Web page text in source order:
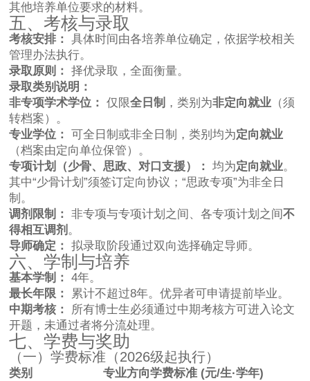
其他培养单位要求的材料。
五、考核与录取
考核安排：
具体时间由各培养单位确定，依据学校相关
管理办法执行。
录取原则：
择优录取，全面衡量。
录取类别说明：
非专项学术学位：
仅限全日制 ，类别为非定向就业 （须
转档案）。
专业学位：
可全日制或非全日制，类别均为定向就业
（档案由定向单位保管）。
专项计划（少骨、思政、对口支援）：
均为定向就业。
其中“少骨计划”须签订定向协议；“思政专项”为非全日
制。
调剂限制：
非专项与专项计划之间、各专项计划之间不
得相互调剂 。
导师确定：
拟录取阶段通过双向选择确定导师。
六、学制与培养
基本学制：
4年。
最长年限：
累计不超过8年。优异者可申请提前毕业。
中期考核：
所有博士生必须通过中期考核方可进入论文
开题，未通过者将分流处理。
七、学费与奖助
（一）学费标准（2026级起执行）
类别 专业方向学费标准 (元/生·学年)